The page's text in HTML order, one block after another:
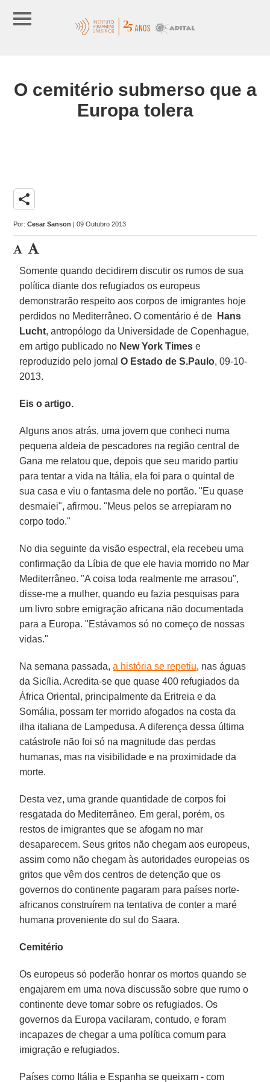
O cemitério submerso que a
Europa tolera
share
Por:Cesar Sanson | 09 Outubro 2013
Somente quando decidirem discutir os rumos de sua
política diante dos refugiados os europeus
demonstrarão respeito aos corpos de imigrantes hoje
perdidos no Mediterrâneo. O comentário é de
Hans
Lucht, antropólogo da Universidade de Copenhague,
em artigo publicado no New York Times e
reproduzido pelo jornalO Estado de S.Paulo, 09-10-
2013.
Eis o artigo.
Alguns anos atrás, uma jovem que conheci numa
pequena aldeia de pescadores na região central de
Gana me relatou que, depois que seu marido partiu
para tentar a vida na Itália, ela foi para o quintal de
sua casa e viu o fantasma dele no portão. "Eu quase
desmaiei", afirmou. "Meus pelos se arrepiaram no
corpo todo."
No dia seguinte da visão espectral, ela recebeu uma
confirmação da Líbia de que ele havia morrido no Mar
Mediterrâneo. "A coisa toda realmente me arrasou",
disse-me a mulher, quando eu fazia pesquisas para
um livro sobre emigração africana não documentada
para a Europa. "Estávamos só no começo de nossas
vidas."
Na semana passada,a história se repetiu, nas águas
da Sicília. Acredita-se que quase 400 refugiados da
África Oriental, principalmente da Eritreia e da
Somália, possam ter morrido afogados na costa da
ilha italiana de Lampedusa. A diferença dessa última
catástrofe não foi só na magnitude das perdas
humanas, mas na visibilidade e na proximidade da
morte.
Desta vez, uma grande quantidade de corpos foi
resgatada do Mediterrâneo. Em geral, porém, os
restos de imigrantes que se afogam no mar
desaparecem. Seus gritos não chegam aos europeus,
assim como não chegam às autoridades europeias os
gritos que vêm dos centros de detenção que os
governos do continente pagaram para países norte-
africanos construírem na tentativa de conter a maré
humana proveniente do sul do Saara.
Cemitério
Os europeus só poderão honrar os mortos quando se
engajarem em uma nova discussão sobre que rumo o
continente deve tomar sobre os refugiados. Os
governos da Europa vacilaram, contudo, e foram
incapazes de chegar a uma política comum para
imigração e refugiados.
Países como Itália e Espanha se queixam - com